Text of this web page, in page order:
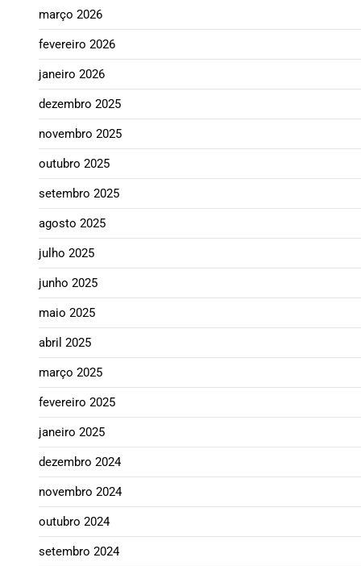
março 2026
fevereiro 2026
janeiro 2026
dezembro 2025
novembro 2025
outubro 2025
setembro 2025
agosto 2025
julho 2025
junho 2025
maio 2025
abril 2025
março 2025
fevereiro 2025
janeiro 2025
dezembro 2024
novembro 2024
outubro 2024
setembro 2024